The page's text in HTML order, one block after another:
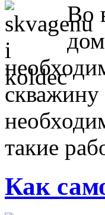
Во
скважину
такие
Как